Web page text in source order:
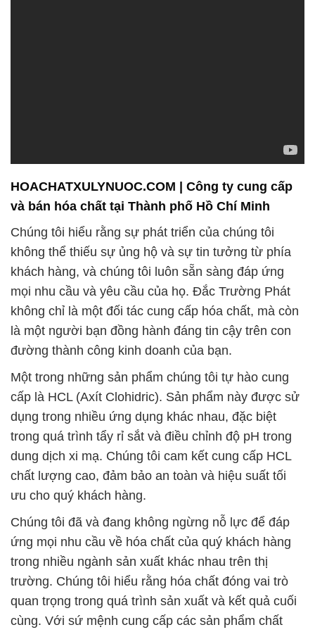
không thể thiếu sự ủng hộ và sự tin tưởng từ phía
khách hàng, và chúng tôi luôn sẵn sàng đáp ứng
mọi nhu cầu và yêu cầu của họ. Đắc Trường Phát
không chỉ là một đối tác cung cấp hóa chất, mà còn
là một người bạn đồng hành đáng tin cậy trên con
đường thành công kinh doanh của bạn.
Một trong những sản phẩm chúng tôi tự hào cung
cấp là HCL (Axít Clohidric). Sản phẩm này được sử
dụng trong nhiều ứng dụng khác nhau, đặc biệt
trong quá trình tẩy rỉ sắt và điều chỉnh độ pH trong
dung dịch xi mạ. Chúng tôi cam kết cung cấp HCL
chất lượng cao, đảm bảo an toàn và hiệu suất tối
ưu cho quý khách hàng.
Chúng tôi đã và đang không ngừng nỗ lực để đáp
ứng mọi nhu cầu về hóa chất của quý khách hàng
trong nhiều ngành sản xuất khác nhau trên thị
trường. Chúng tôi hiểu rằng hóa chất đóng vai trò
quan trọng trong quá trình sản xuất và kết quả cuối
cùng. Với sứ mệnh cung cấp các sản phẩm chất
lượng cao và dịch vụ chuyên nghiệp, chúng tôi đã
và đang đóng góp vào sự thành công của các
ngành công nghiệp Việt Nam.
Chúng tôi xin gửi lời cảm ơn chân thành đến tất cả